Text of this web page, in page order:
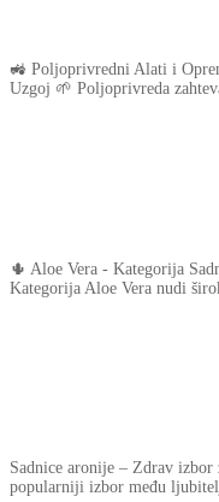
🚜 Poljoprivredni Alati i
Uzgoj 🌱 Poljoprivreda
🌵 Aloe Vera - Kategorija
Kategorija Aloe Vera nudi
Sadnice aronije – Zdrav izbor
popularniji izbor među